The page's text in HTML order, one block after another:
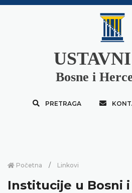
Bosne i
PRETRAGA
Početna Linkovi
Institucije u Bosni